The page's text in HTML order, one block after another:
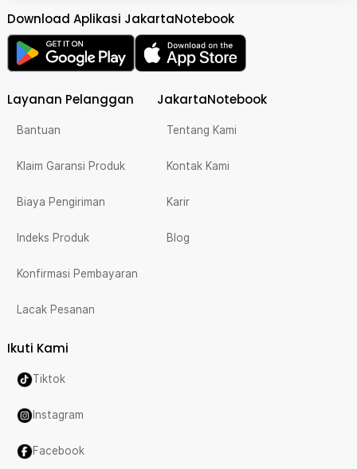
Download Aplikasi JakartaNotebook
Layanan Pelanggan
Bantuan
Klaim Garansi Produk
Biaya Pengiriman
Indeks Produk
Konfirmasi Pembayaran
Lacak Pesanan
JakartaNotebook
Tentang Kami
Kontak Kami
Karir
Blog
Ikuti Kami
Tiktok
Instagram
Facebook